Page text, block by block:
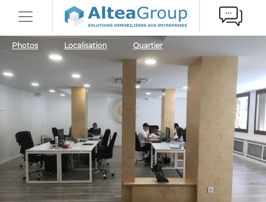
Photos Localisation Quartier